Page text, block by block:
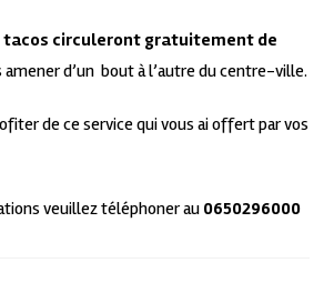
tacos circuleront gratuitement de
amener d’un bout à l’autre du centre-ville.
de ce service qui vous ai offert par vos
veuillez téléphoner au 0650296000